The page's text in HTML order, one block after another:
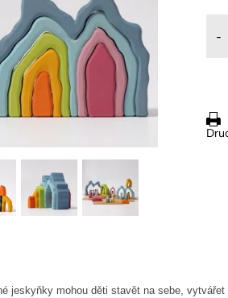
-
jeskyňky mohou děti stavět na sebe,